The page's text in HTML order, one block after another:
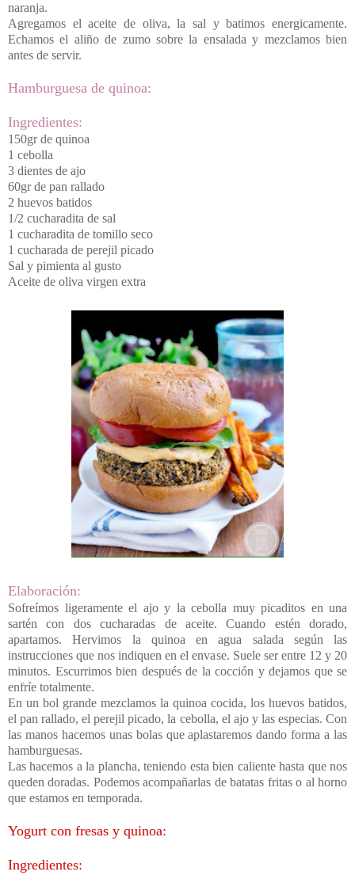
naranja.
Agregamos el aceite de oliva, la sal y batimos energicamente.
Echamos el aliño de zumo sobre la ensalada y mezclamos bien
antes de servir.
Hamburguesa de quinoa:
Ingredientes:
150gr de quinoa
1 cebolla
3 dientes de ajo
60gr de pan rallado
2 huevos batidos
1/2 cucharadita de sal
1 cucharadita de tomillo seco
1 cucharada de perejil picado
Sal y pimienta al gusto
Aceite de oliva virgen extra
Elaboración:
Sofreímos ligeramente el ajo y la cebolla muy picaditos en una
sartén con dos cucharadas de aceite. Cuando estén dorado,
apartamos.
Hervimos la quinoa en agua salada según las
instrucciones que nos indiquen en el envase. Suele ser entre 12 y 20
minutos. Escurrimos bien después de la cocción y dejamos que se
enfríe totalmente.
En un bol grande mezclamos la quinoa cocida, los huevos batidos,
el pan rallado, el perejil picado, la cebolla, el ajo y las especias. Con
las manos hacemos unas bolas que aplastaremos dando forma a las
hamburguesas.
Las hacemos a la plancha, teniendo esta bien caliente hasta que nos
queden doradas. Podemos acompañarlas de batatas fritas o al horno
que estamos en temporada.
Yogurt con fresas y quinoa:
Ingredientes: